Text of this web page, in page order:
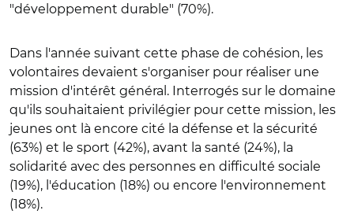
"développement durable" (70%).
Dans l'année suivant cette phase de cohésion, les
volontaires devaient s'organiser pour réaliser une
mission d'intérêt général. Interrogés sur le domaine
qu'ils souhaitaient privilégier pour cette mission, les
jeunes ont là encore cité la défense et la sécurité
(63%) et le sport (42%), avant la santé (24%), la
solidarité avec des personnes en difficulté sociale
(19%), l'éducation (18%) ou encore l'environnement
(18%).